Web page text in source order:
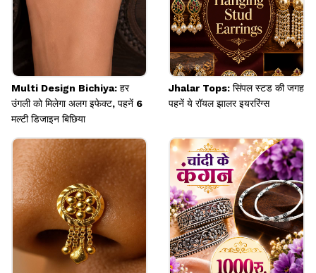
Multi Design Bichiya: हर
उंगली को मिलेगा अलग इफेक्ट, पहनें 6
मल्टी डिजाइन बिछिया
Jhalar Tops: सिंपल स्टड की जगह
पहनें ये रॉयल झालर इयररिंग्स